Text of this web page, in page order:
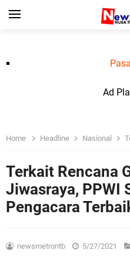
Ad
Home Headline Nasional
Terkait Rencana
Jiwasraya, PPWI
Pengacara
newsmetrontb 5/27/2021